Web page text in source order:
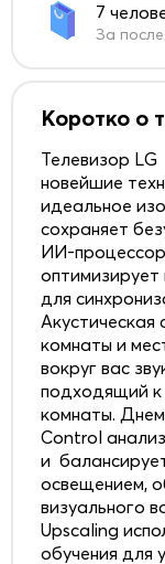
7
За
Коротко о
Телевизор LG
новейшие
идеальное
сохраняет
ИИ-
для
Акустическая
комнаты и
вокруг вас
подходящий к
комнаты.
Control
и
освещением,
визуального
Upscaling
обучения для